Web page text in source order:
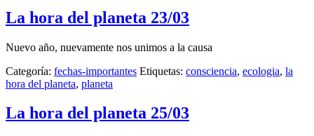
La hora del planeta 23/03
Nuevo año, nuevamente nos unimos a la causa
Categoría: fechas-importantes Etiquetas: consciencia, ecologia, la
hora del planeta, planeta
La hora del planeta 25/03